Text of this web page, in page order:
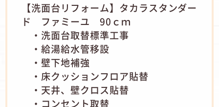
【洗面台リフォーム】タカラスタンダー
ド ファミーユ 90ｃｍ
・洗面台取替標準工事
・給湯給水管移設
・壁下地補強
・床クッションフロア貼替
・天井、壁クロス貼替
・コンセント取替